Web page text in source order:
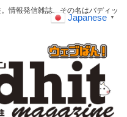
情報発信雑誌、その名はバディッ
Japanese ▼